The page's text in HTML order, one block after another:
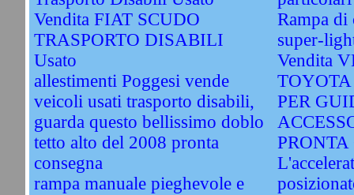
Vendita FIAT SCUDO
TRASPORTO DISABILI
Usato
allestimenti Poggesi vende
veicoli usati trasporto disabili,
guarda questo bellissimo doblo
tetto alto del 2008 pronta
consegna
rampa manuale pieghevole e
Rampa di
super-
Vendita
PER
PRONTA